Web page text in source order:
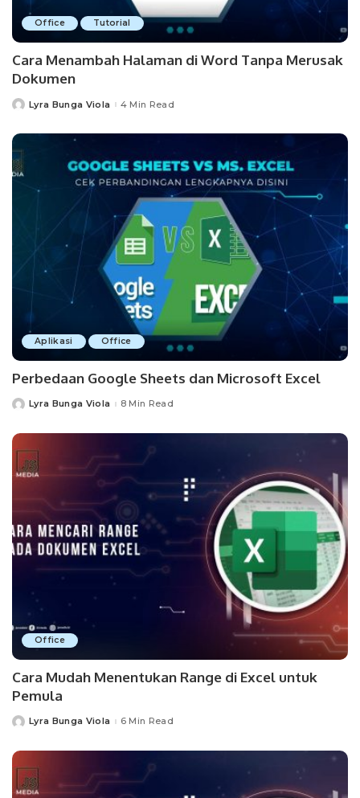
Office Tutorial
Cara Menambah Halaman di Word Tanpa Merusak
Dokumen
PostedLyra Bunga Viola 4 Min Read
Aplikasi Office
Perbedaan Google Sheets dan Microsoft Excel
PostedLyra Bunga Viola 8 Min Read
Office
Cara Mudah Menentukan Range di Excel untuk
Pemula
PostedLyra Bunga Viola 6 Min Read